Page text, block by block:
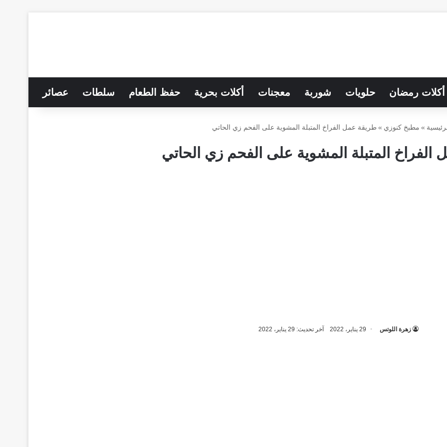
أكلات رمضان حلويات شوربة معجنات أكلات بحرية حفظ الطعام سلطات عصائر
» مطبخ كنوزي » طريقة عمل الفراخ المتبلة المشوية على الفحم زي الحاتي
المتبلة المشوية على الفحم زي الحاتي
زهرة اللوتس 29 يناير، 2022 آخر تحديث: 29 يناير، 2022